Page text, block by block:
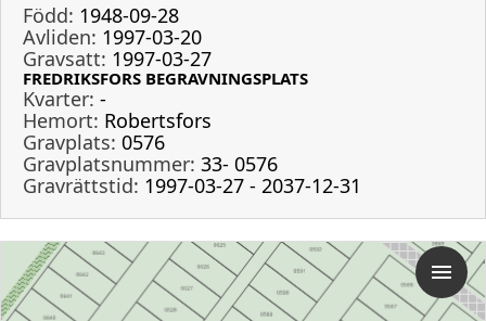
Född: 1948-09-28
Avliden: 1997-03-20
Gravsatt: 1997-03-27
FREDRIKSFORS BEGRAVNINGSPLATS
Kvarter: -
Hemort: Robertsfors
Gravplats: 0576
Gravplatsnummer: 33- 0576
Gravrättstid: 1997-03-27 - 2037-12-31